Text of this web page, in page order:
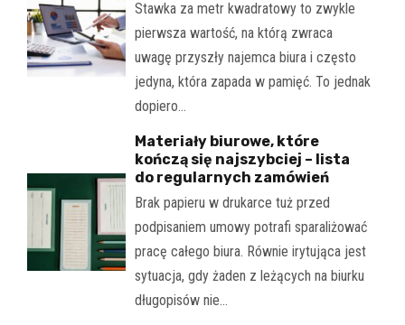
Stawka za metr kwadratowy to zwykle
pierwsza wartość, na którą zwraca
uwagę przyszły najemca biura i często
jedyna, która zapada w pamięć. To jednak
dopiero…
Materiały biurowe, które
kończą się najszybciej – lista
do regularnych zamówień
Brak papieru w drukarce tuż przed
podpisaniem umowy potrafi sparaliżować
pracę całego biura. Równie irytująca jest
sytuacja, gdy żaden z leżących na biurku
długopisów nie…